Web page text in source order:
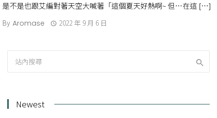
是不是也跟艾編對著天空大喊著「這個夏天好熱啊~ 但…在這 […]
By Aromase 2022 年 9 月 6 日
Newest